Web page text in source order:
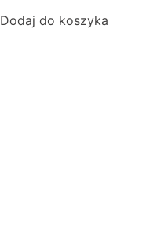
Dodaj do koszyka